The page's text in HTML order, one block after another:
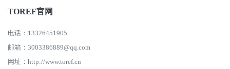
TOREF官网
电话：13326451905
邮箱：3003386889@qq.com
网址：http://www.toref.cn